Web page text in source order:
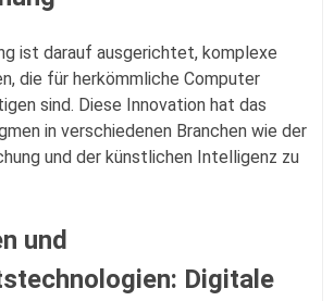
ist darauf ausgerichtet, komplexe
die für herkömmliche Computer
sind. Diese Innovation hat das
in verschiedenen Branchen wie der
und der künstlichen Intelligenz zu
und
Digitale